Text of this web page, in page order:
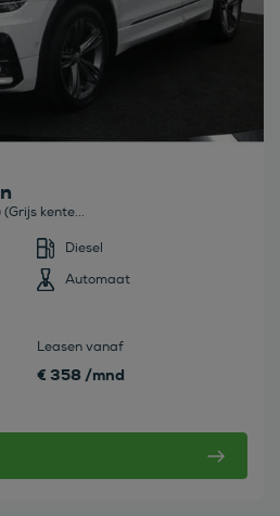
kente...
Diesel
Automaat
Leasen vanaf
€ 358 /mnd